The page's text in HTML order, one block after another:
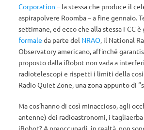
Corporation – la stessa che produce il
aspirapolvere Roomba – a fine gennaio.
settimane, ed ecco che alla stessa FCC
formale da parte del NRAO, il National
Observatory americano, affinché
proposto dalla iRobot non vada a
radiotelescopi e rispetti i limiti della
Radio Quiet Zone, una zona appunto di
Ma cos’hanno di così minaccioso, agli
antenne) dei radioastronomi, i
iRobot? A preoccuparli, in realtà, non